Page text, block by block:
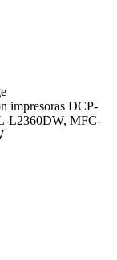
impresoras DCP-
L2360DW, MFC-